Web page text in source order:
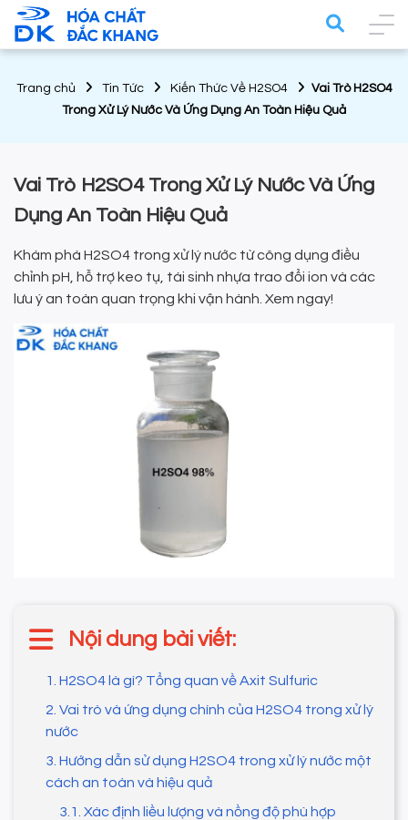
Trang chủ Tin Tức Kiến Thức Về H2SO4
Vai Trò H2SO4
Trong Xử Lý Nước Và Ứng Dụng An Toàn Hiệu Quả
Vai Trò H2SO4 Trong Xử Lý Nước Và Ứng
Dụng An Toàn Hiệu Quả
Khám phá H2SO4 trong xử lý nước từ công dụng điều
chỉnh pH, hỗ trợ keo tụ, tái sinh nhựa trao đổi ion và các
lưu ý an toàn quan trọng khi vận hành. Xem ngay!
Nội dung bài viết:
1. H2SO4 là gì? Tổng quan về Axit Sulfuric
2. Vai trò và ứng dụng chính của H2SO4 trong xử lý
nước
3. Hướng dẫn sử dụng H2SO4 trong xử lý nước một
cách an toàn và hiệu quả
3.1. Xác định liều lượng và nồng độ phù hợp